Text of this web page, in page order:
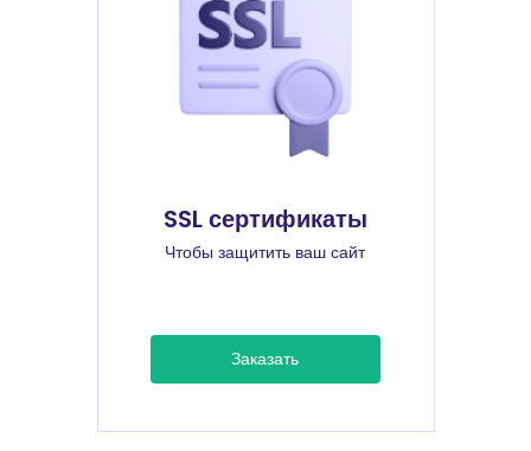
SSL сертификаты
Чтобы защитить ваш сайт
Заказать